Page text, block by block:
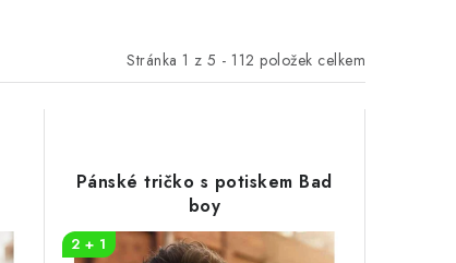
Stránka 1 z 5 - 112 položek celkem
Pánské tričko s potiskem Bad
boy
2 + 1